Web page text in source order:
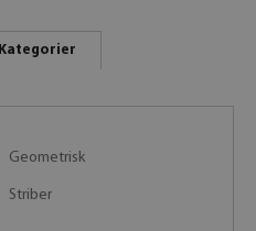
Kategorier
Geometrisk
Striber